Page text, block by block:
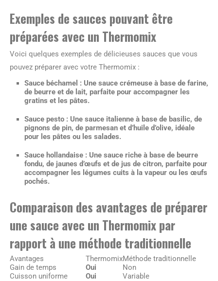
Exemples de sauces pouvant être
préparées avec un Thermomix
Voici quelques exemples de délicieuses sauces que vous
pouvez préparer avec votre Thermomix :
Sauce béchamel : Une sauce crémeuse à base de farine,
de beurre et de lait, parfaite pour accompagner les
gratins et les pâtes.
Sauce pesto : Une sauce italienne à base de basilic, de
pignons de pin, de parmesan et d’huile d’olive, idéale
pour les pâtes ou les salades.
Sauce hollandaise : Une sauce riche à base de beurre
fondu, de jaunes d’œufs et de jus de citron, parfaite pour
accompagner les légumes cuits à la vapeur ou les œufs
pochés.
Comparaison des avantages de préparer
une sauce avec un Thermomix par
rapport à une méthode traditionnelle
Avantages ThermomixMéthode traditionnelle
Gain de temps
Oui
Non
Cuisson uniforme
Oui
Variable